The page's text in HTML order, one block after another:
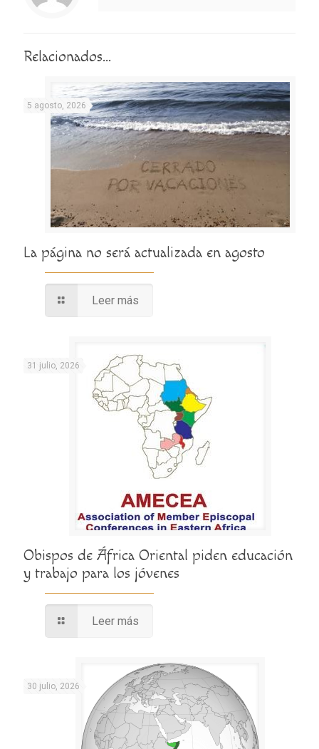
Relacionados...
5 agosto, 2026
La página no será actualizada en agosto
Leer más
31 julio, 2026
Obispos de África Oriental piden educación
y trabajo para los jóvenes
Leer más
30 julio, 2026